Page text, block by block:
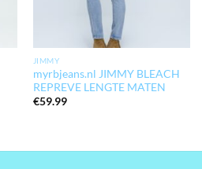
JIMMY
myrbjeans.nl JIMMY BLEACH
REPREVE LENGTE MATEN
€59.99